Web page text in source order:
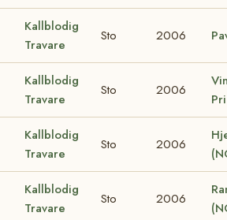
Kallblodig
Travare
Sto 2006
Kallblodig
Travare
Sto 2006
Kallblodig
Travare
Sto 2006
Kallblodig
Travare
Sto 2006